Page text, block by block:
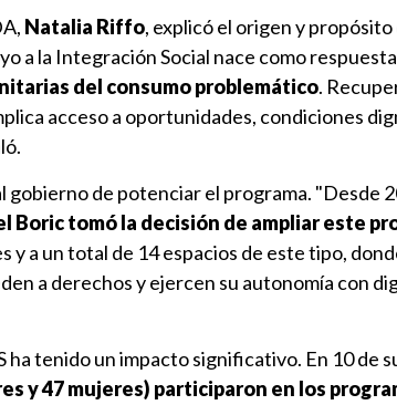
Natalia Riffo, explicó el origen y
a la Integración Social nace como
del consumo problemático.
acceso a oportunidades, condiciones
gobierno de potenciar el programa. "Desde
Boric tomó la decisión de ampliar este
y a un total de 14 espacios de este tipo,
a derechos y ejercen su autonomía con
ha tenido un impacto significativo. En 10 de
y 47 mujeres) participaron en los